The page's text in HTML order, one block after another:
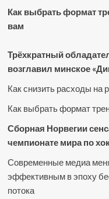
Как выбрать формат
вам
Трёхкратный
возглавил минское
Как снизить расходы на
Как выбрать формат
Сборная Норвегии
чемпионате мира по
Современные медиа
эффективным в эпоху
потока